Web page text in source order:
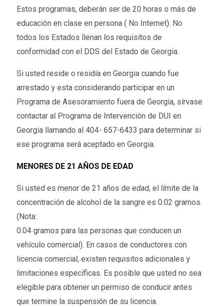
Estos programas, deberán ser de 20 horas o más de
educación en clase en persona ( No Internet). No
todos los Estados llenan los requisitos de
conformidad con el DDS del Estado de Georgia.
Si usted reside o residía en Georgia cuando fue
arrestado y esta considerando participar en un
Programa de Asesoramiento fuera de Georgia, sírvase
contactar al Programa de Intervención de DUI en
Georgia llamando al 404- 657-6433 para determinar si
ese programa será aceptado en Georgia.
MENORES DE 21 AÑOS DE EDAD
Si usted es menor de 21 años de edad, el límite de la
concentración de alcohol de la sangre es 0.02 gramos.
(Nota:
0.04 gramos para las personas que conducen un
vehículo comercial). En casos de conductores con
licencia comercial, existen requisitos adicionales y
limitaciones específicas. Es posible que usted no sea
elegible para obtener un permiso de conducir antes
que termine la suspensión de su licencia.